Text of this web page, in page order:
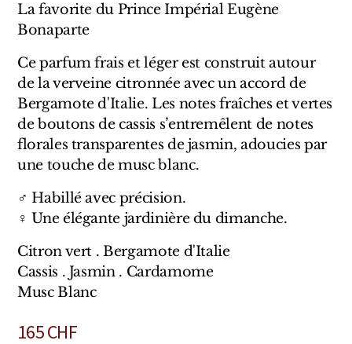
La favorite du Prince Impérial Eugène
Bonaparte
Ce parfum frais et léger est construit autour
de la verveine citronnée avec un accord de
Bergamote d'Italie. Les notes fraîches et vertes
de boutons de cassis s’entremêlent de notes
florales transparentes de jasmin, adoucies par
une touche de musc blanc.
♂ Habillé avec précision.
♀ Une élégante jardinière du dimanche.
Citron vert . Bergamote d'Italie
Cassis . Jasmin . Cardamome
Musc Blanc
165CHF
Sensatio
Trudon
Marques Italiennes
Eau D'Italie
Santa Maria Novella
Profumum Roma
Marques Suisses
Créateur Olfactif Genève